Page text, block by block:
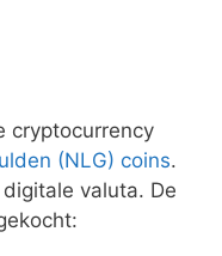
cryptocurrency
(NLG) coins.
valuta. De